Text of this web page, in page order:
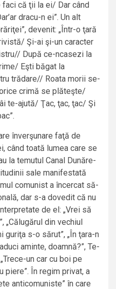
că ţii la ei/ Dar când
dracu-n ei”. Un alt
devenit: „Într-o ţară
Şi-ai şi-un caracter
După ce-ncasezi la
Eşti băgat la
trădare// Roata morii se-
crimă se plăteşte/
te-ajută/ Ţac, ţac, ţac/ Şi
înverşunare faţă de
când toată lumea care se
la temutul Canal Dunăre-
sale manifestată
comunist a încercat să-
dar s-a dovedit că nu
de el: „Vrei să
„Călugărul din vechiul
guriţa s-o sărut”, „În ţara-n
aminte, doamnă?”, Te-
un car cu boi pe
piere”. În regim privat, a
anticomuniste” în care